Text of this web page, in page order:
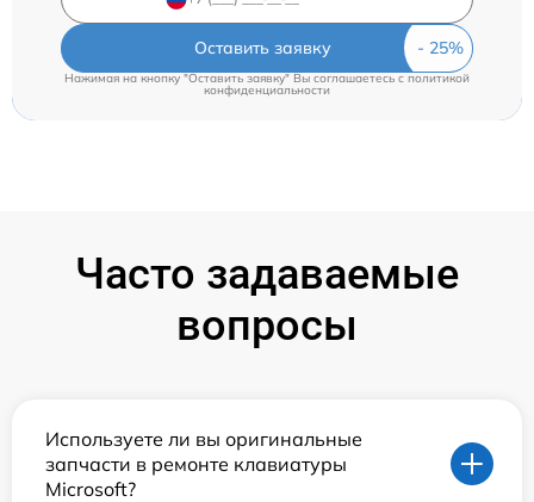
Оставить заявку
Нажимая на кнопку "Оставить заявку" Вы соглашаетесь cполитикой
конфиденциальности
Часто задаваемые
вопросы
Используете ли вы оригинальные
запчасти в ремонте клавиатуры
Microsoft?